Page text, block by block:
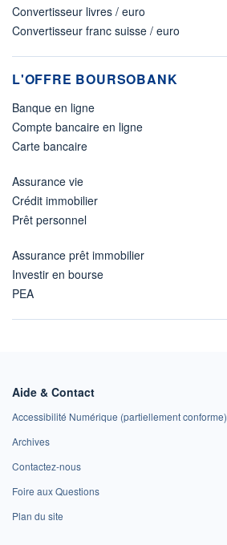
Convertisseur livres / euro
Convertisseur franc suisse / euro
L'OFFRE BOURSOBANK
Banque en ligne
Compte bancaire en ligne
Carte bancaire
Assurance vie
Crédit immobilier
Prêt personnel
Assurance prêt immobilier
Investir en bourse
PEA
Aide & Contact
Accessibilité Numérique (partiellement conforme)
Archives
Contactez-nous
Foire aux Questions
Plan du site